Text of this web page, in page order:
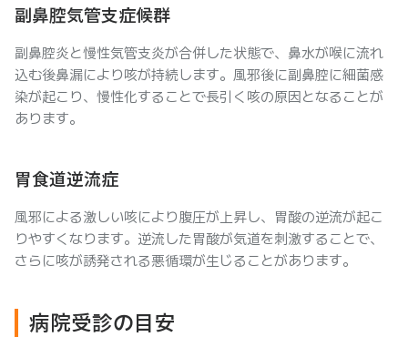
副鼻腔気管支症候群
副鼻腔炎と慢性気管支炎が合併した状態で、鼻水が喉に流れ
込む後鼻漏により咳が持続します。風邪後に副鼻腔に細菌感
染が起こり、慢性化することで長引く咳の原因となることが
あります。
胃食道逆流症
風邪による激しい咳により腹圧が上昇し、胃酸の逆流が起こ
りやすくなります。逆流した胃酸が気道を刺激することで、
さらに咳が誘発される悪循環が生じることがあります。
病院受診の目安